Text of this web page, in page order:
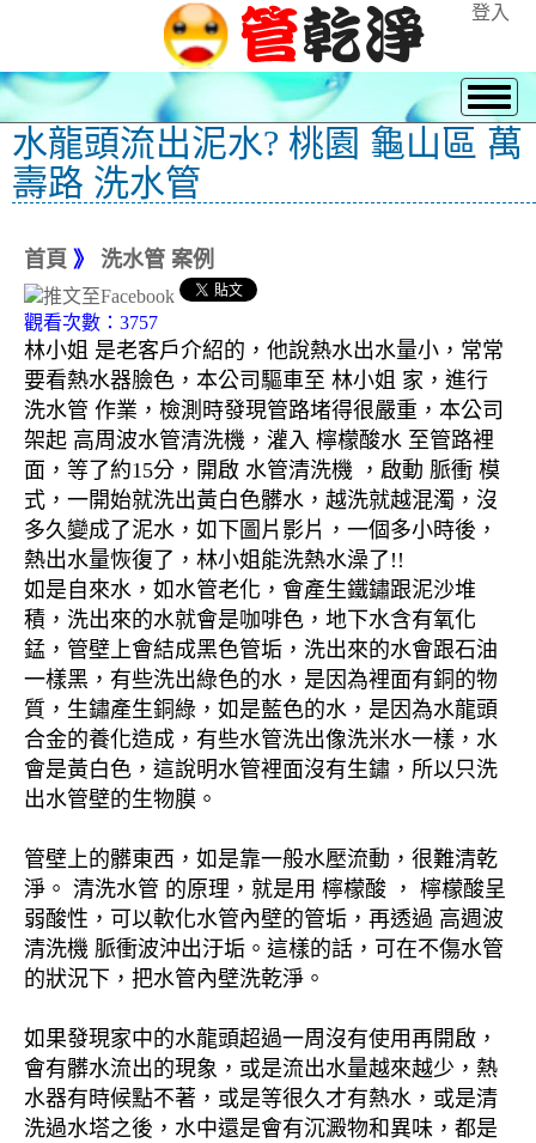
登入
水龍頭流出泥水? 桃園 龜山區 萬
壽路 洗水管
首頁 》 洗水管 案例
觀看次數：3757
林小姐 是老客戶介紹的，他說熱水出水量小，常常
要看熱水器臉色，本公司驅車至 林小姐 家，進行
洗水管 作業，檢測時發現管路堵得很嚴重，本公司
架起 高周波水管清洗機，灌入 檸檬酸水 至管路裡
面，等了約15分，開啟 水管清洗機 ，啟動 脈衝 模
式，一開始就洗出黃白色髒水，越洗就越混濁，沒
多久變成了泥水，如下圖片影片，一個多小時後，
熱出水量恢復了，林小姐能洗熱水澡了!!
如是自來水，如水管老化，會產生鐵鏽跟泥沙堆
積，洗出來的水就會是咖啡色，地下水含有氧化
錳，管壁上會結成黑色管垢，洗出來的水會跟石油
一樣黑，有些洗出綠色的水，是因為裡面有銅的物
質，生鏽產生銅綠，如是藍色的水，是因為水龍頭
合金的養化造成，有些水管洗出像洗米水一樣，水
會是黃白色，這說明水管裡面沒有生鏽，所以只洗
出水管壁的生物膜。
管壁上的髒東西，如是靠一般水壓流動，很難清乾
淨。 清洗水管 的原理，就是用 檸檬酸 ， 檸檬酸呈
弱酸性，可以軟化水管內壁的管垢，再透過 高週波
清洗機 脈衝波沖出汙垢。這樣的話，可在不傷水管
的狀況下，把水管內壁洗乾淨。
如果發現家中的水龍頭超過一周沒有使用再開啟，
會有髒水流出的現象，或是流出水量越來越少，熱
水器有時候點不著，或是等很久才有熱水，或是清
洗過水塔之後，水中還是會有沉澱物和異味，都是